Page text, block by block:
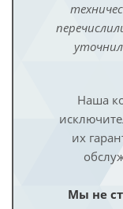
Наша
их
Мы не